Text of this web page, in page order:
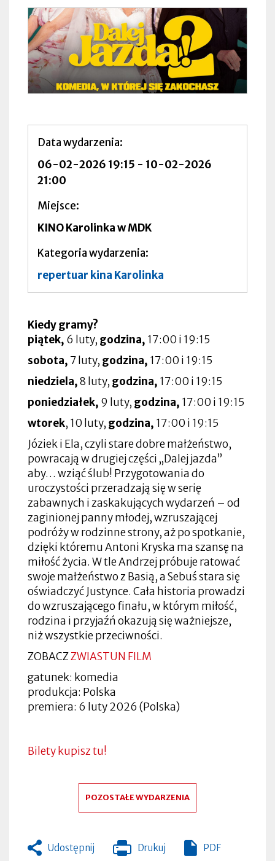
Data wydarzenia
06-02-2026 19:15 - 10-02-2026
21:00
Miejsce
KINO Karolinka w MDK
Kategoria wydarzenia
repertuar kina Karolinka
Kiedy gramy?
piątek, 6 luty, godzina, 17:00 i 19:15
sobota, 7 luty, godzina, 17:00 i 19:15
niedziela,8 luty, godzina, 17:00 i 19:15
poniedziałek, 9 luty, godzina, 17:00 i 19:15
wtorek, 10 luty, godzina, 17:00 i 19:15
Józiek i Ela, czyli stare dobre małżeństwo,
powracają w drugiej części „Dalej jazda”
aby… wziąć ślub! Przygotowania do
uroczystości przeradzają się w serię
zabawnych i zaskakujących wydarzeń – od
zaginionej panny młodej, wzruszającej
podróży w rodzinne strony, aż po spotkanie,
dzięki któremu Antoni Kryska ma szansę na
miłość życia. W tle Andrzej próbuje ratować
swoje małżeństwo z Basią, a Sebuś stara się
oświadczyć Justynce. Cała historia prowadzi
do wzruszającego finału, w którym miłość,
rodzina i przyjaźń okazują się ważniejsze,
niż wszystkie przeciwności.
ZOBACZZWIASTUN FILM
gatunek: komedia
produkcja: Polska
premiera: 6 luty 2026 (Polska)
Bilety kupisz tu!
POZOSTAŁE WYDARZENIA
Udostępnij Drukuj
Otworzy
PDF